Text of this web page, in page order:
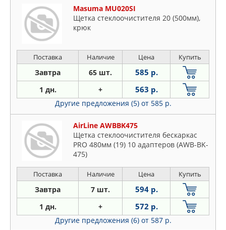
Masuma MU020SI
Щетка стеклоочистителя 20 (500мм),
крюк
Поставка Наличие Цена Купить
Завтра 65 шт. 585 р.
1 дн. + 563 р.
Другие предложения (5) от 585 р.
AirLine AWBBK475
Щетка стеклоочистителя бескаркас
PRO 480мм (19) 10 адаптеров (AWB-BK-
475)
Поставка Наличие Цена Купить
Завтра 7 шт. 594 р.
1 дн. + 572 р.
Другие предложения (6) от 587 р.